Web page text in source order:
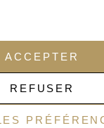
ACCEPTER
REFUSER
RDV
Companet